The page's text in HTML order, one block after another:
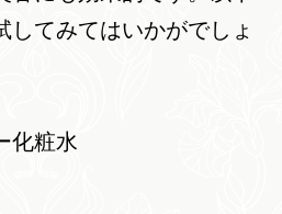
してみてはいかがでしょ
化粧水